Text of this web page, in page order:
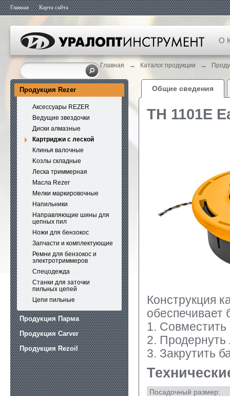
Главная Карта сайта
О
Главная → Каталог продукции →
Продукция Rezer
Аксессуары REZER
Ведущие звездочки
Диски алмазные
Картриджи с леской
Клинья валочные
Kозлы складные
Леска триммерная
Масла Rezer
Мелки маркировочные
Напильники
Направляющие шины для
цепных пил
Ножи для бензокос
Запчасти и комплектующие
Ремни для бензокос и
электротриммеров
Спецодежда
Станки для заточки
пильных цепей
Цепи пильные
Продукция Парма
Продукция Carver
Продукция Rezoil
Общие сведения
ТН 1101E
Конструкция
обеспечивает
1. Совместить
2. Продернуть
3. Закрутить
Посадочный размер: